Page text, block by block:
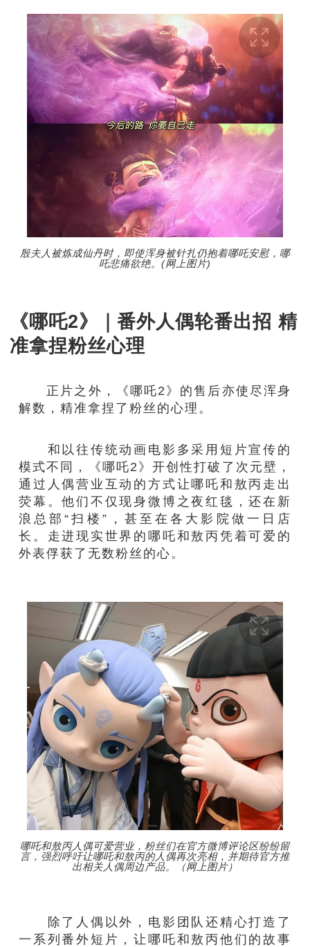
殷夫人被炼成仙丹时，即使浑身被针扎仍抱着哪吒安慰，哪
吒悲痛欲绝。(网上图片)
《哪吒2》｜番外人偶轮番出招 精
准拿捏粉丝心理
正片之外，《哪吒2》的售后亦使尽浑身
解数，精准拿捏了粉丝的心理。
和以往传统动画电影多采用短片宣传的
模式不同，《哪吒2》开创性打破了次元壁，
通过人偶营业互动的方式让哪吒和敖丙走出
荧幕。他们不仅现身微博之夜红毯，还在新
浪总部“扫楼”，甚至在各大影院做一日店
长。走进现实世界的哪吒和敖丙凭着可爱的
外表俘获了无数粉丝的心。
哪吒和敖丙人偶可爱营业，粉丝们在官方微博评论区纷纷留
言，强烈呼吁让哪吒和敖丙的人偶再次亮相，并期待官方推
出相关人偶周边产品。（网上图片）
除了人偶以外，电影团队还精心打造了
一系列番外短片，让哪吒和敖丙他们的故事